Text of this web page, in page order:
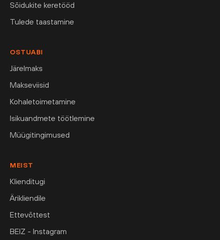
Sõidukite keretööd
Tulede taastamine
OSTUABI
Järelmaks
Makseviisid
Kohaletoimetamine
Isikuandmete töötlemine
Müügitingimused
MEIST
Klienditugi
Ärikliendile
Ettevõttest
BEIZ - Instagram